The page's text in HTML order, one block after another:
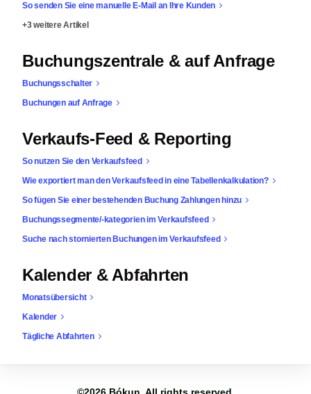
So senden Sie eine manuelle E-Mail an Ihre Kunden
+3 weitere Artikel
Buchungszentrale & auf Anfrage
Buchungsschalter
Buchungen auf Anfrage
Verkaufs-Feed & Reporting
So nutzen Sie den Verkaufsfeed
Wie exportiert man den Verkaufsfeed in eine Tabellenkalkulation?
So fügen Sie einer bestehenden Buchung Zahlungen hinzu
Buchungssegmente/-kategorien im Verkaufsfeed
Suche nach stornierten Buchungen im Verkaufsfeed
Kalender & Abfahrten
Monatsübersicht
Kalender
Tägliche Abfahrten